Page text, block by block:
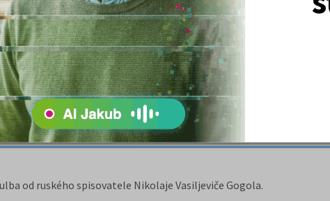
povídky - Podobizna
autora, nastíněný děj, charakteristiku hlavního hrdiny,
názor na toto dílo.
a dramatika Nikolaje Vasiljeviče Gogola.
od ruského spisovatele Nikolaje Vasiljeviče Gogola.